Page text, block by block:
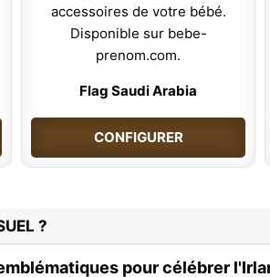
Flag Saudi Arabia
CONFIGURER
?
pour célébrer